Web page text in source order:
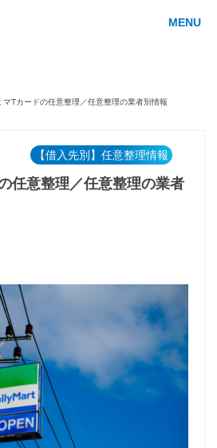
MENU
マTカードの任意整理／任意整理の業者別情報
任意整理／任意整理の業者
【借入先別】任意整理情報